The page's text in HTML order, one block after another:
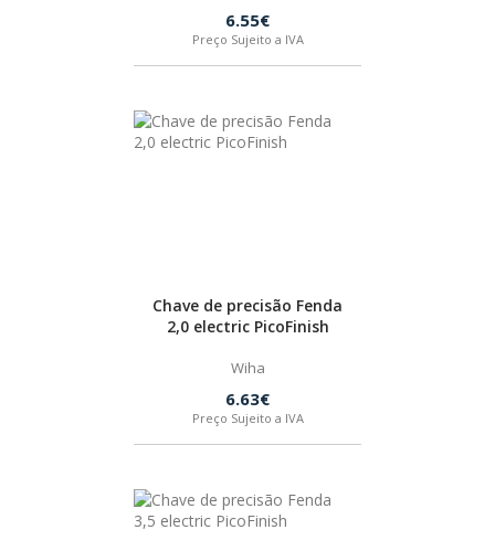
6.55€
Preço Sujeito a IVA
Chave de precisão Fenda
2,0 electric PicoFinish
Wiha
6.63€
Preço Sujeito a IVA